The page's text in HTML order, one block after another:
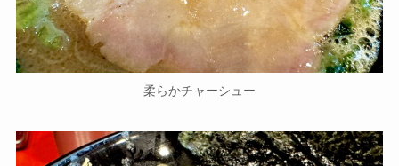
柔らかチャーシュー